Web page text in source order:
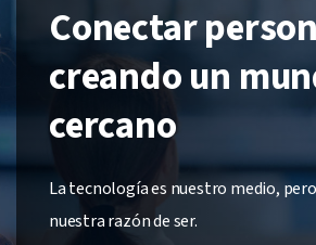
Conectar
creando un
cercano
La tecnología es nuestro medio,
nuestra razón de ser.